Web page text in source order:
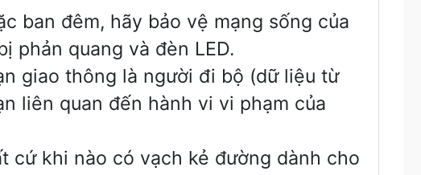
ban đêm, hãy bảo vệ mạng sống của
phản quang và đèn LED.
giao thông là người đi bộ (dữ liệu từ
liên quan đến hành vi vi phạm của
cứ khi nào có vạch kẻ đường dành cho